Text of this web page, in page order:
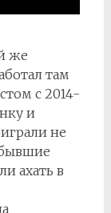
же
там
с 2014-
и
не
бывшие
ахать в